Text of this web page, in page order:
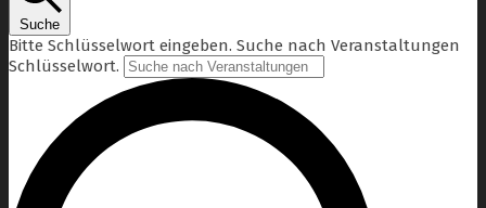
Suche
Bitte Schlüsselwort eingeben. Suche nach Veranstaltungen
Schlüsselwort.